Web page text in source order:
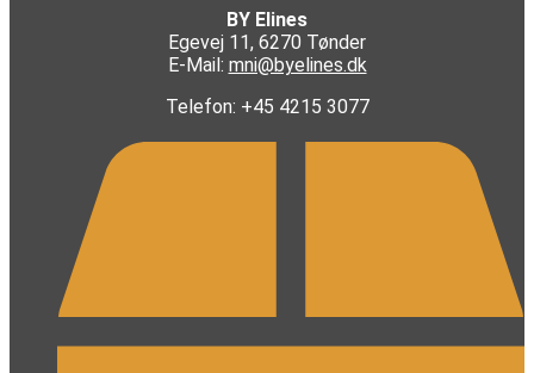
BY Elines
Egevej 11, 6270 Tønder
E-Mail: mni@byelines.dk
Telefon: +45 4215 3077